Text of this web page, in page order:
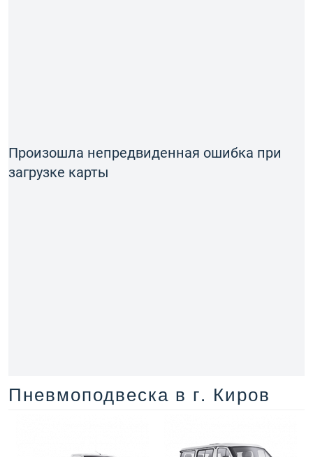
Произошла непредвиденная ошибка при
загрузке карты
Пневмоподвеска в г. Киров